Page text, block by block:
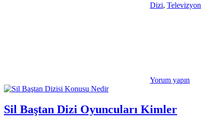
Dizi, Televizyon
Yorum yapın
Sil Baştan Dizi Oyuncuları Kimler